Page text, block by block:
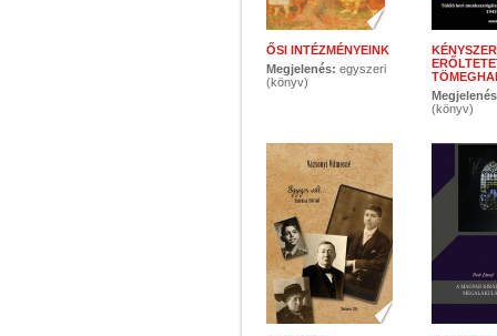
ŐSI INTÉZMÉNYEINK
Megjelenés: egyszeri
(könyv)
(könyv)